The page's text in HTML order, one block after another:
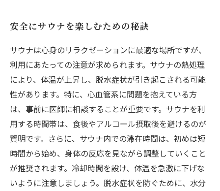
安全にサウナを楽しむための秘訣
サウナは心身のリラクゼーションに最適な場所ですが、
利用にあたっての注意が求められます。サウナの熱処理
により、体温が上昇し、脱水症状が引き起こされる可能
性があります。特に、心血管系に問題を抱えている方
は、事前に医師に相談することが重要です。サウナを利
用する時間帯は、食後やアルコール摂取後を避けるのが
賢明です。さらに、サウナ内での滞在時間は、初めは短
時間から始め、身体の反応を見ながら調整していくこと
が推奨されます。冷却時間を設け、体温を急激に下げな
いように注意しましょう。脱水症状を防ぐために、水分